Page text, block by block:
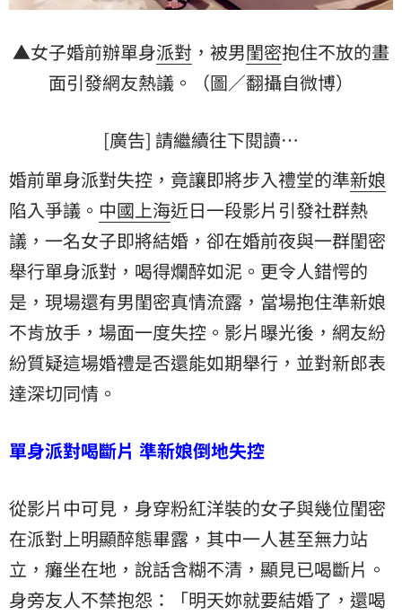
▲女子婚前辦單身派對 ，被男閨密抱住不放的畫
面引發網友熱議。（圖／翻攝自微博）
[廣告] 請繼續往下閱讀…
婚前單身派對失控，竟讓即將步入禮堂的準新娘
陷入爭議。 中國 上海近日一段影片引發社群熱
議，一名女子即將結婚，卻在婚前夜與一群閨密
舉行單身派對，喝得爛醉如泥。更令人錯愕的
是，現場還有男閨密真情流露，當場抱住準新娘
不肯放手，場面一度失控。影片曝光後，網友紛
紛質疑這場婚禮是否還能如期舉行，並對新郎表
達深切同情。
單身派對喝斷片 準新娘倒地失控
從影片中可見，身穿粉紅洋裝的女子與幾位閨密
在派對上明顯醉態畢露，其中一人甚至無力站
立，癱坐在地，說話含糊不清，顯見已喝斷片。
身旁友人不禁抱怨：「明天妳就要結婚了，還喝